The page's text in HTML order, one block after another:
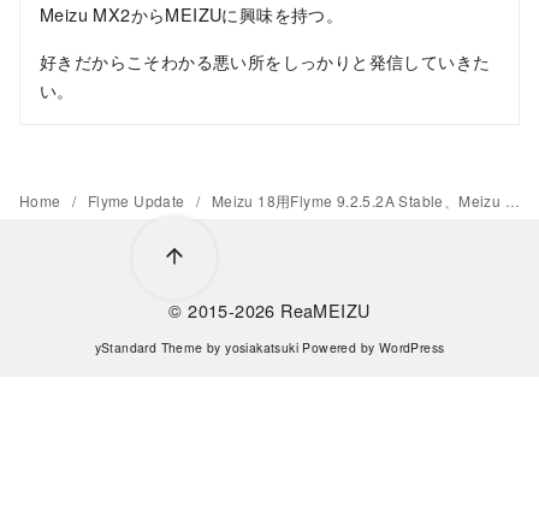
Meizu MX2からMEIZUに興味を持つ。
好きだからこそわかる悪い所をしっかりと発信していきた
い。
Home Flyme Update Meizu 18用Flyme 9.2.5.2A Stable、Meizu 18 Pro用Flyme 9.2.4.2A Stableがリリース
© 2015-2026 ReaMEIZU
yStandard Theme byyosiakatsuki Powered by WordPress